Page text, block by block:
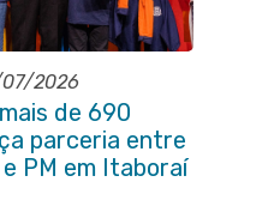
2026
de 690
parceria entre
PM em Itaboraí